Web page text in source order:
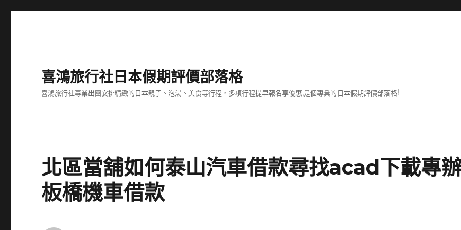
喜鴻旅行社日本假期評價部落格
喜鴻旅行社專業出團安排精緻的日本親子、泡湯、美食等行程，多項行程提早報名享優惠,是個專業的日本假期評價部落格!
北區當舖如何泰山汽車借款尋找acad下載專
板橋機車借款